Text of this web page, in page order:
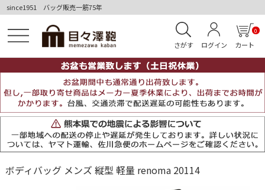
since1951 バッグ販売一筋75年
さがす ログイン カート
0
ボディバッグ メンズ 縦型 軽量 renoma 20114